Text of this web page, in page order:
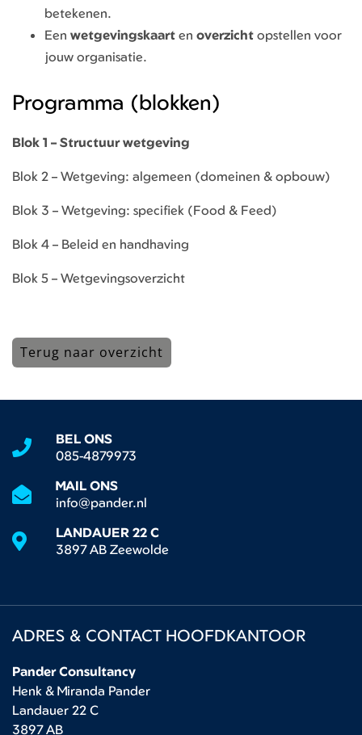
betekenen.
Een wetgevingskaart en overzicht opstellen voor
jouw organisatie.
Programma (blokken)
Blok 1 – Structuur wetgeving
Blok 2 – Wetgeving: algemeen (domeinen & opbouw)
Blok 3 – Wetgeving: specifiek (Food & Feed)
Blok 4 – Beleid en handhaving
Blok 5 – Wetgevingsoverzicht
Terug naar overzicht
BEL ONS
085-4879973
MAIL ONS
info@pander.nl
LANDAUER 22 C
3897 AB Zeewolde
ADRES & CONTACT HOOFDKANTOOR
Pander Consultancy
Henk & Miranda Pander
Landauer 22 C
3897 AB